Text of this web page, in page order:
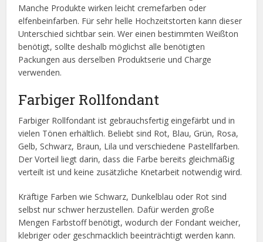
Manche Produkte wirken leicht cremefarben oder
elfenbeinfarben. Für sehr helle Hochzeitstorten kann dieser
Unterschied sichtbar sein. Wer einen bestimmten Weißton
benötigt, sollte deshalb möglichst alle benötigten
Packungen aus derselben Produktserie und Charge
verwenden.
Farbiger Rollfondant
Farbiger Rollfondant ist gebrauchsfertig eingefärbt und in
vielen Tönen erhältlich. Beliebt sind Rot, Blau, Grün, Rosa,
Gelb, Schwarz, Braun, Lila und verschiedene Pastellfarben.
Der Vorteil liegt darin, dass die Farbe bereits gleichmäßig
verteilt ist und keine zusätzliche Knetarbeit notwendig wird.
Kräftige Farben wie Schwarz, Dunkelblau oder Rot sind
selbst nur schwer herzustellen. Dafür werden große
Mengen Farbstoff benötigt, wodurch der Fondant weicher,
klebriger oder geschmacklich beeinträchtigt werden kann.